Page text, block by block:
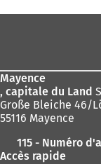
:
Mayence
, capitale du Land
Große Bleiche 46/
55116 Mayence
115 - Numéro
Accès rapide